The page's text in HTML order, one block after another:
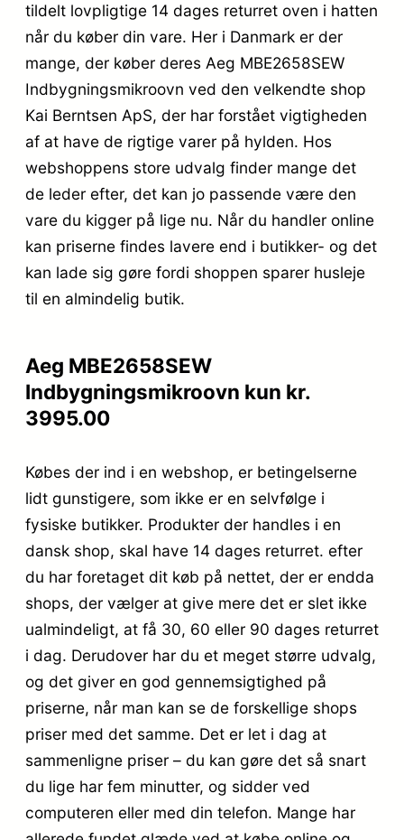
tildelt lovpligtige 14 dages returret oven i hatten
når du køber din vare. Her i Danmark er der
mange, der køber deres Aeg MBE2658SEW
Indbygningsmikroovn ved den velkendte shop
Kai Berntsen ApS, der har forstået vigtigheden
af at have de rigtige varer på hylden. Hos
webshoppens store udvalg finder mange det
de leder efter, det kan jo passende være den
vare du kigger på lige nu. Når du handler online
kan priserne findes lavere end i butikker- og det
kan lade sig gøre fordi shoppen sparer husleje
til en almindelig butik.
Aeg MBE2658SEW
Indbygningsmikroovn kun kr.
3995.00
Købes der ind i en webshop, er betingelserne
lidt gunstigere, som ikke er en selvfølge i
fysiske butikker. Produkter der handles i en
dansk shop, skal have 14 dages returret. efter
du har foretaget dit køb på nettet, der er endda
shops, der vælger at give mere det er slet ikke
ualmindeligt, at få 30, 60 eller 90 dages returret
i dag. Derudover har du et meget større udvalg,
og det giver en god gennemsigtighed på
priserne, når man kan se de forskellige shops
priser med det samme. Det er let i dag at
sammenligne priser – du kan gøre det så snart
du lige har fem minutter, og sidder ved
computeren eller med din telefon. Mange har